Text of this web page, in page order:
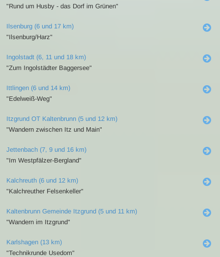
"Rund um Husby - das Dorf im Grünen"
Ilsenburg (6 und 17 km)
"Ilsenburg/Harz"
Ingolstadt (6, 11 und 18 km)
"Zum Ingolstädter Baggersee"
Ittlingen (6 und 14 km)
"Edelweiß-Weg"
Itzgrund OT Kaltenbrunn (5 und 12 km)
"Wandern zwischen Itz und Main"
Jettenbach (7, 9 und 16 km)
"Im Westpfälzer-Bergland"
Kalchreuth (6 und 12 km)
"Kalchreuther Felsenkeller"
Kaltenbrunn Gemeinde Itzgrund (5 und 11 km)
"Wandern im Itzgrund"
Karlshagen (13 km)
"Technikrunde Usedom"